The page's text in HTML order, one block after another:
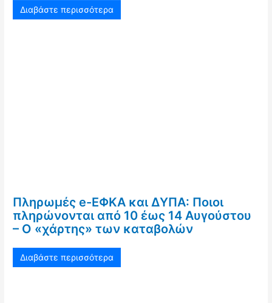
Διαβάστε περισσότερα
Πληρωμές e-ΕΦΚΑ και ΔΥΠΑ: Ποιοι
πληρώνονται από 10 έως 14 Αυγούστου
– Ο «χάρτης» των καταβολών
Διαβάστε περισσότερα